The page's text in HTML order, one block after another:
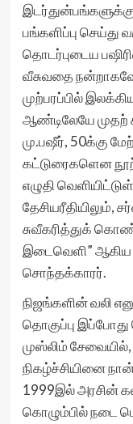
பங்களிப்பு செய்து
தொடர்புடைய
வீசுவதை
முற்பரப்பில்
ஆண்டிலேயே முதற்
மு.பஷீர், 50க்கு
கட்டுரைகளென
எழுதி
தேசியரீதியிலும்,
சுவீகரித்துக்
இடைவெளி” ஆகிய
சொந்தக்காரர்.
நிஜங்களின் வலி
தொகுப்பு
முஸ்லிம்
நிகழ்ச்சியினை
1999இல் அரசின்
கொழும்பில் நடை